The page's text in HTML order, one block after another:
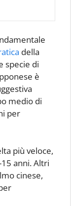
della
specie di
è
medio di
per
più veloce,
anni. Altri
cinese,